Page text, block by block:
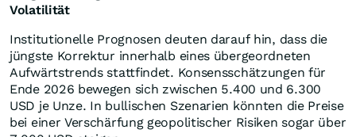
Volatilität
Institutionelle Prognosen deuten darauf hin, dass die
jüngste Korrektur innerhalb eines übergeordneten
Aufwärtstrends stattfindet. Konsensschätzungen für
Ende 2026 bewegen sich zwischen 5.400 und 6.300
USD je Unze. In bullischen Szenarien könnten die Preise
bei einer Verschärfung geopolitischer Risiken sogar über